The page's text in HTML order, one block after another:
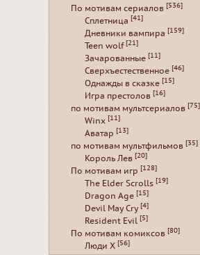
По мотивам сериалов [536]
Сплетница [41]
Дневники вампира [159]
Teen wolf [21]
Зачарованные [11]
Сверхъестественное [46]
Однажды в сказке [15]
Игра престолов [16]
по мотивам мультсериалов [75]
Winx [11]
Аватар [13]
по мотивам мультфильмов [35]
Король Лев [20]
По мотивам игр [128]
The Elder Scrolls [19]
Dragon Age [15]
Devil May Cry [4]
Resident Evil [5]
По мотивам комиксов [80]
Люди Х [56]